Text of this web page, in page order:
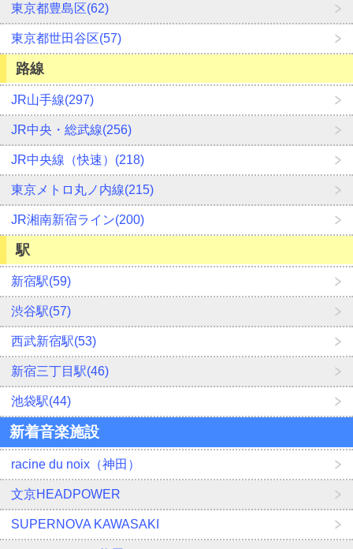
東京都豊島区(62)
東京都世田谷区(57)
路線
JR山手線(297)
JR中央・総武線(256)
JR中央線（快速）(218)
東京メトロ丸ノ内線(215)
JR湘南新宿ライン(200)
駅
新宿駅(59)
渋谷駅(57)
西武新宿駅(53)
新宿三丁目駅(46)
池袋駅(44)
新着音楽施設
racine du noix（神田）
文京HEADPOWER
SUPERNOVA KAWASAKI